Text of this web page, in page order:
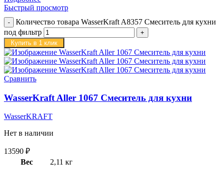
Быстрый просмотр
Количество товара WasserKraft A8357 Смеситель для кухни
под фильтр
Купить в 1 клик
Сравнить
WasserKraft Aller 1067 Смеситель для кухни
WasserKRAFT
Нет в наличии
13590 ₽
Вес
2,11 кг